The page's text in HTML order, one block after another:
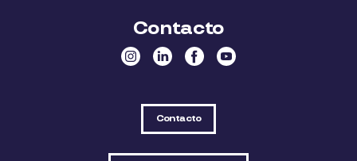
Contacto
Contacto